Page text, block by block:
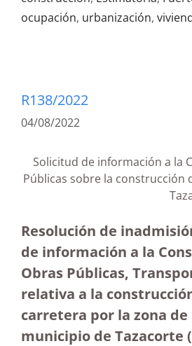
ocupación, urbanización,
R138/2022
04/08/2022
Solicitud de información a la
Públicas sobre la construcción
Resolución de
de información a la
Obras Públicas,
relativa a la
carretera por la zona de
municipio de Tazacorte